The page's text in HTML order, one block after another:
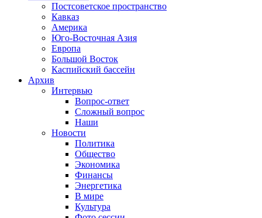
Постсоветское пространство
Кавказ
Америка
Юго-Восточная Азия
Европа
Большой Восток
Каспийский бассейн
Архив
Интервью
Вопрос-ответ
Сложный вопрос
Наши
Новости
Политика
Общество
Экономика
Финансы
Энергетика
В мире
Культура